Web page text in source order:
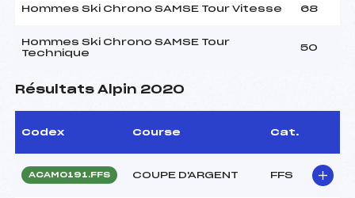
Hommes Ski Chrono SAMSE Tour Vitesse 68
Hommes Ski Chrono SAMSE Tour
Technique
50
Résultats Alpin 2020
Codex Course Cat.
ACAM0191.FFS COUPE D'ARGENT FFS